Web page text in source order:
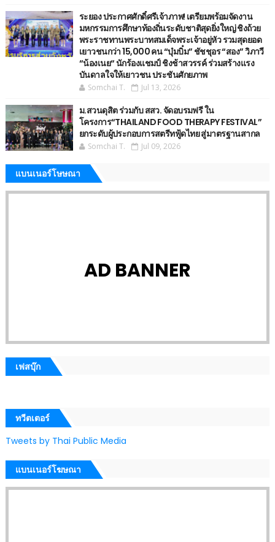
ระยอง ประกาศศักดิ์ศรีเจ้าภาพ! เตรียมพร้อมจัดงาน
มหกรรมการศึกษาท้องถิ่นระดับชาติสุดยิ่งใหญ่ ชิงถ้วย
พระราชทานพระบาทสมเด็จพระเจ้าอยู่หัว รวมสุดยอด
เยาวชนกว่า 15,000 คน “บุ๋มบิ๋ม” ชัชชุอร “สอง” วิภาวี
“น้องเนย“ นักร้องแชมป์ ชิงช้าสวรรค์ ร่วมสร้างแรง
บันดาลใจให้เยาวชน ประชันศักยภาพ
Somchai T. Jul 13, 2026
ม.สวนดุสิต ร่วมกับ สสว. จัดอบรมฟรี ใน
โครงการ“THAILAND FOOD THERAPY FESTIVAL”
ยกระดับผู้ประกอบการสตรีทฟู้ดไทย สู่มาตรฐานสากล
Somchai T. Jul 09, 2026
แบนเนอร์โษษณา
AD BANNER
เฟสบุ๊ก
ทวีตเตอร์
Tweets by Thai Public Media
แบนเนอร์โฆษณา